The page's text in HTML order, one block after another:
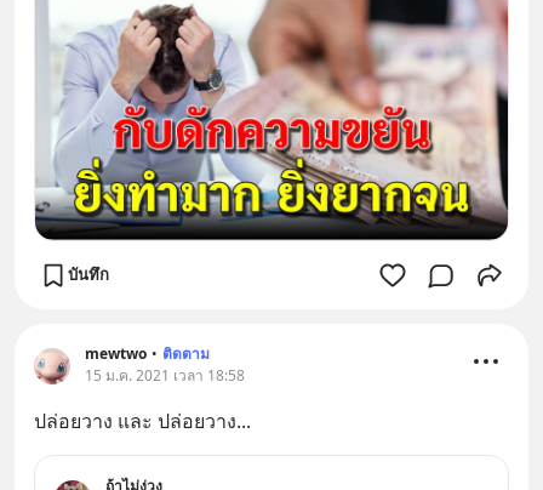
บันทึก
mewtwo • ติดตาม
15 ม.ค. 2021 เวลา 18:58
ปล่อยวาง และ ปล่อยวาง...
ถ้าไม่ง่วง